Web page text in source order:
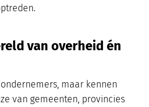
van overheid én
maar kennen
van gemeenten, provincies